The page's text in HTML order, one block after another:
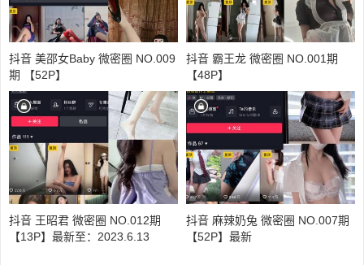
抖音 美邵女Baby 微密圈 NO.009
期 【52P】
抖音 霸王龙 微密圈 NO.001期
【48P】
抖音 王昭君 微密圈 NO.012期
【13P】最新至：2023.6.13
抖音 麻辣奶兔 微密圈 NO.007期
【52P】最新